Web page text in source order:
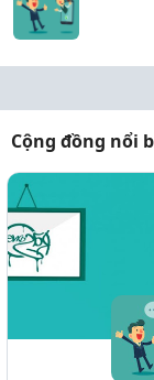
Cộng đồng nổi